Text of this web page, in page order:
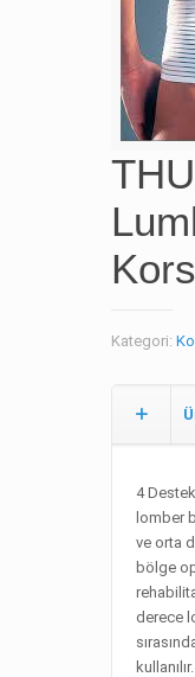
Kategori:
4
lomber
ve orta
bölge
derece